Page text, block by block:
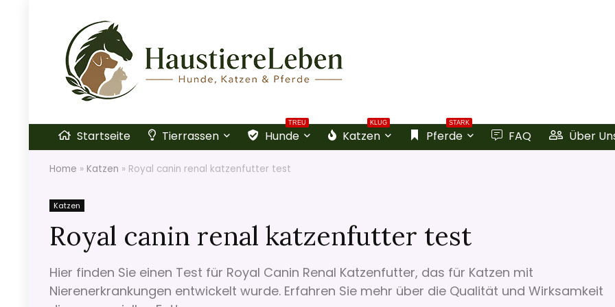
Startseite Tierrassen
TREU
Hunde
KLUG
Katzen
STARK
Pferde FAQ Über
Home » Katzen » Royal canin renal katzenfutter test
Katzen
Royal canin renal katzenfutter test
Hier finden Sie einen Test für Royal Canin Renal Katzenfutter, das für Katzen mit
Nierenerkrankungen entwickelt wurde. Erfahren Sie mehr über die Qualität und Wirksamkeit